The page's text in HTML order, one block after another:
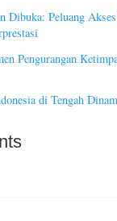
Dibuka: Peluang
Pengurangan
di Tengah